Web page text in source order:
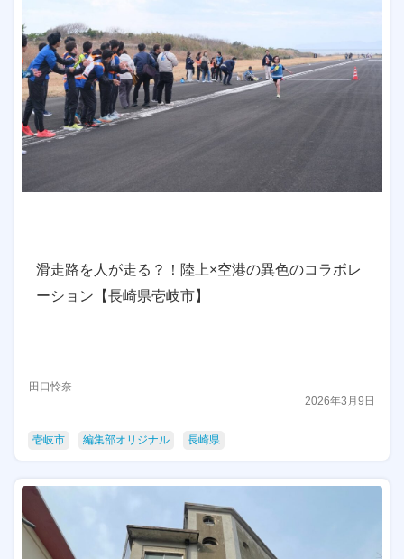
滑走路を人が走る？！陸上×空港の異色のコラボレ
ーション【長崎県壱岐市】
田口怜奈
2026年3月9日
壱岐市 編集部オリジナル 長崎県